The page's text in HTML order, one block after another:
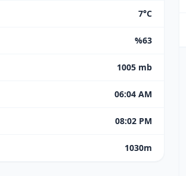
7°C
%63
1005 mb
06:04 AM
08:02 PM
1030m